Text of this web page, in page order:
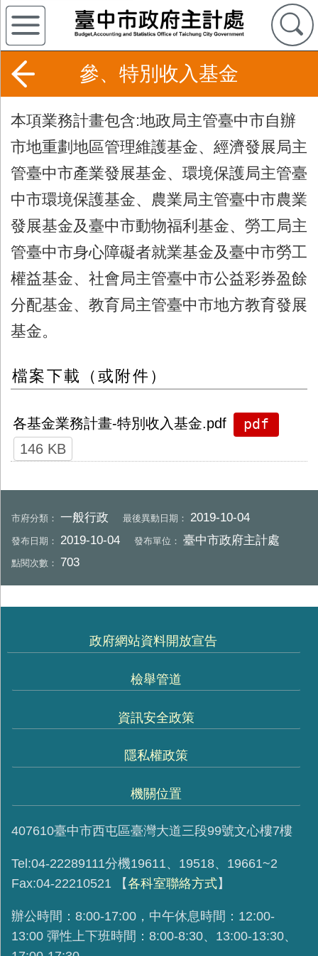
參、特別收入基金
本項業務計畫包含:地政局主管臺中市自辦
市地重劃地區管理維護基金、經濟發展局主
管臺中市產業發展基金、環境保護局主管臺
中市環境保護基金、農業局主管臺中市農業
發展基金及臺中市動物福利基金、勞工局主
管臺中市身心障礙者就業基金及臺中市勞工
權益基金、社會局主管臺中市公益彩券盈餘
分配基金、教育局主管臺中市地方教育發展
基金。
檔案下載（或附件）
各基金業務計畫-特別收入基金.pdf pdf
146 KB
市府分類：一般行政 最後異動日期：2019-10-04
發布日期： 2019-10-04 發布單位：臺中市政府主計處
點閱次數： 703
政府網站資料開放宣告
檢舉管道
資訊安全政策
隱私權政策
機關位置
407610臺中市西屯區臺灣大道三段99號文心樓7樓
Tel:04-22289111分機19611、19518、19661~2
Fax:04-22210521
【各科室聯絡方式】
辦公時間：8:00-17:00，中午休息時間：12:00-
13:00 彈性上下班時間：8:00-8:30、13:00-13:30、